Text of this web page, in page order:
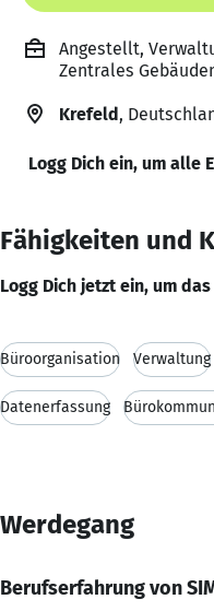
Angestellt,
Zentrales
Krefeld,
Logg Dich ein, um alle
Fähigkeiten und
Logg Dich jetzt ein, um
Büroorganisation Verwaltung
Datenerfassung
Werdegang
Berufserfahrung von